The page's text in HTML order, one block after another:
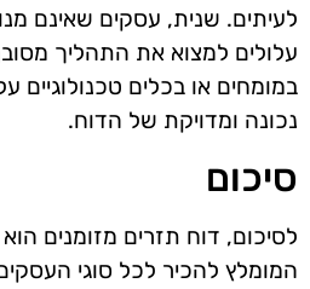
לעיתים. שנית, עסקים שאינם
עלולים למצוא את התהליך
במומחים או בכלים
נכונה ומדויקת של הדוח.
סיכום
לסיכום, דוח תזרים מזומנים הוא
המומלץ להכיר לכל סוגי